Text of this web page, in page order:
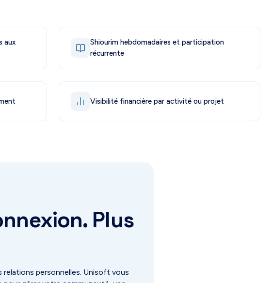
aux
Shiourim hebdomadaires et participation
récurrente
Visibilité financière par activité ou projet
Plus
relations personnelles. Unisoft vous